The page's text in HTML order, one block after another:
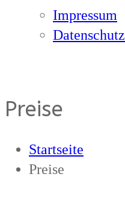
Impressum
Datenschutz
Preise
Startseite
Preise